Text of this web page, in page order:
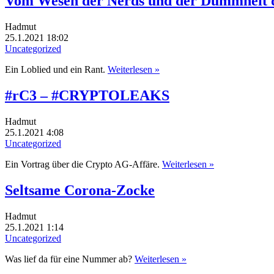
Hadmut
25.1.2021 18:02
Uncategorized
Ein Loblied und ein Rant. Weiterlesen »
#rC3 – #CRYPTOLEAKS
Hadmut
25.1.2021 4:08
Uncategorized
Ein Vortrag über die Crypto AG-Affäre. Weiterlesen »
Seltsame Corona-Zocke
Hadmut
25.1.2021 1:14
Uncategorized
Was lief da für eine Nummer ab? Weiterlesen »